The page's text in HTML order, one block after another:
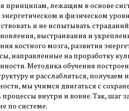
принципам, лежащим в основе
и физическом
и не испытывать
выстраивания и
костного мозга, развития
направленные на проработку
Методика обучения
и расслабляться,
мы учимся двигаться с
внутри и вовне. Так, шаг
по системе.